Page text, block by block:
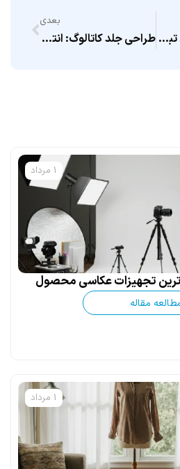
۲۱ ترفند کاربردی برای تبلیغات موفق + کمپین تبلیغاتی موفق
بعدی
طراحی جلد کاتالوگ: انتخابی هوشمندانه برای جذب مخاطب
1 مرداد
تجهیزات عکاسی محصول
مقاله
1 مرداد